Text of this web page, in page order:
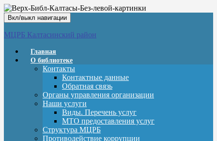
Вкл/выкл навигации
МЦРБ Калтасинский район
Главная
О библиотеке
Контакты
Контактные данные
Обратная связь
Органы управления организации
Наши услуги
Виды. Перечень услуг
МТО предоставления услуг
Структура МЦРБ
Противодействие коррупции